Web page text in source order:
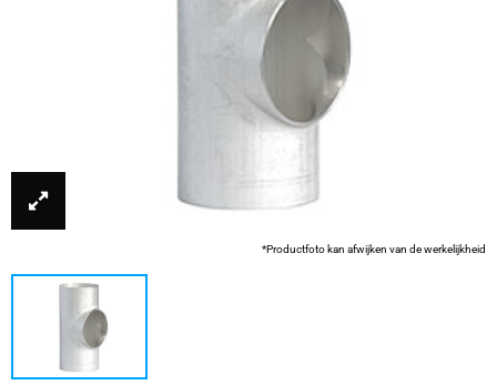
*Productfoto kan afwijken van de werkelijkheid